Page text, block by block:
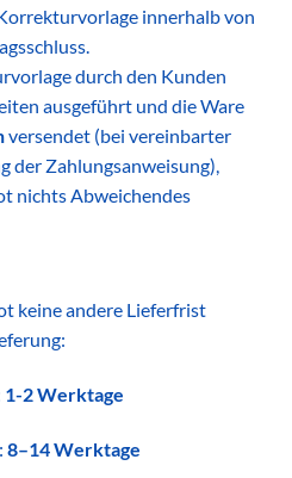
innerhalb von
durch den Kunden
ausgeführt und die Ware
versendet (bei vereinbarter
der Zahlungsanweisung),
nichts Abweichendes
keine andere Lieferfrist
1-2 Werktage
8–14 Werktage